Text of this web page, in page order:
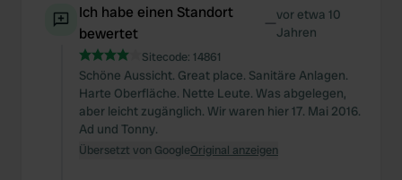
We also share information about your use of our site with
our social media, advertising and analytics partners who
may combine it with other information that you’ve
provided to them or that they’ve collected from your use
of their services.
Ich habe einen Standort
bewertet
—vor etwa 10
Jahren
Sitecode: 14861
Schöne Aussicht. Great place. Sanitäre Anlagen.
Harte Oberfläche. Nette Leute. Was abgelegen,
aber leicht zugänglich. Wir waren hier 17. Mai 2016.
Ad und Tonny.
Übersetzt von GoogleOriginal anzeigen